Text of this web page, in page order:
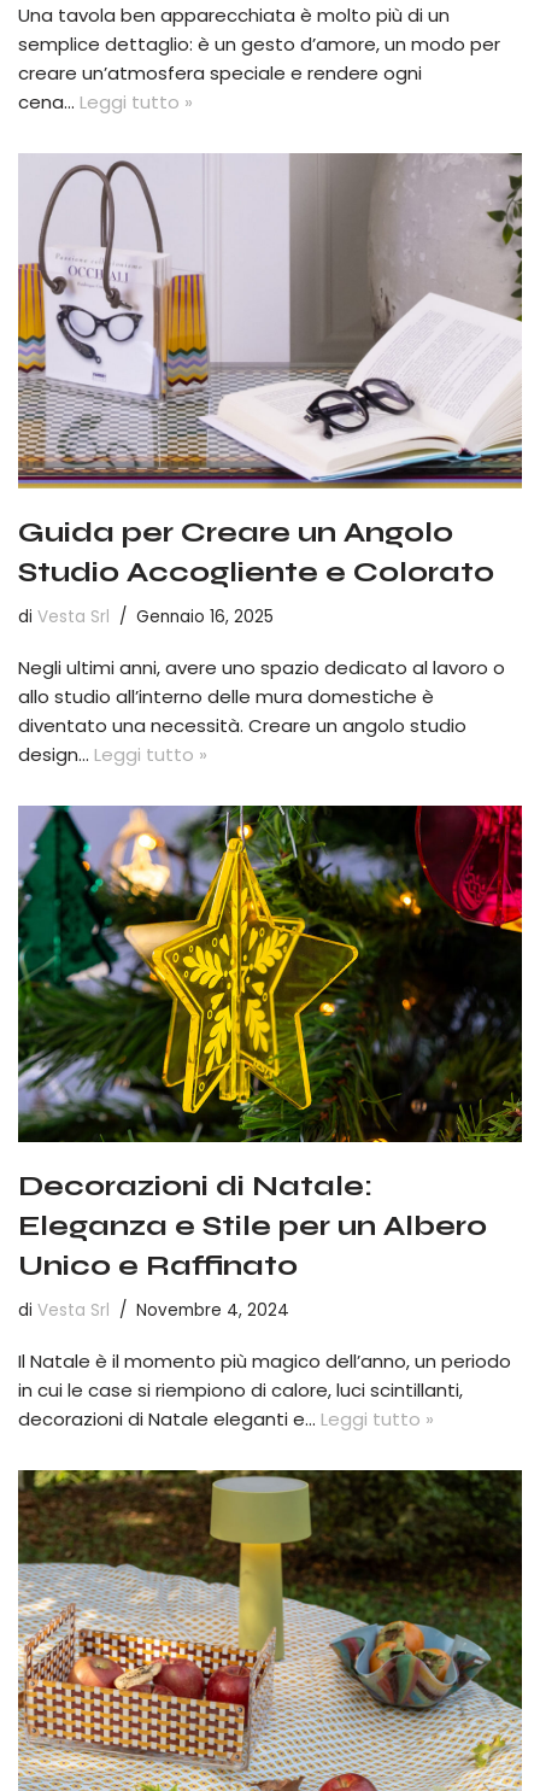
Una tavola ben apparecchiata è molto più di un
semplice dettaglio: è un gesto d’amore, un modo per
creare un’atmosfera speciale e rendere ogni
cena… Leggi tutto »
Guida per Creare un Angolo
Studio Accogliente e Colorato
di Vesta Srl Gennaio 16, 2025
Negli ultimi anni, avere uno spazio dedicato al lavoro o
allo studio all’interno delle mura domestiche è
diventato una necessità. Creare un angolo studio
design… Leggi tutto »
Decorazioni di Natale:
Eleganza e Stile per un Albero
Unico e Raffinato
di Vesta Srl Novembre 4, 2024
Il Natale è il momento più magico dell’anno, un periodo
in cui le case si riempiono di calore, luci scintillanti,
decorazioni di Natale eleganti e… Leggi tutto »